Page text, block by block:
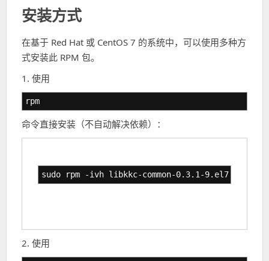
安装方式
在基于 Red Hat 或 CentOS 7 的系统中，可以使用多种方
式安装此 RPM 包。
1. 使用
rpm
命令直接安装（不自动解决依赖）：
sudo rpm -ivh libkkc-common-0.3.1-
2. 使用